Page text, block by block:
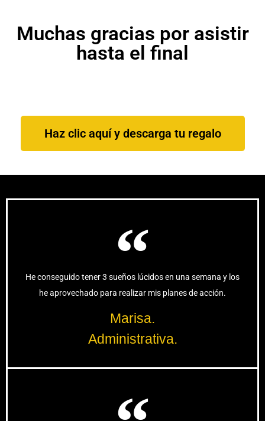
Muchas gracias por asistir
hasta el final
Haz clic aquí y descarga tu regalo
He conseguido tener 3 sueños lúcidos en una semana y los
he aprovechado para realizar mis planes de acción.
Marisa.
Administrativa.